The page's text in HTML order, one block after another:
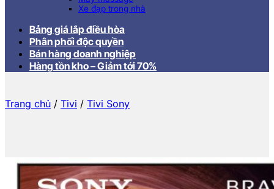
Xe đạp trong nhà
Bảng giá lắp điều hòa
Phân phối độc quyền
Bán hàng doanh nghiệp
Hàng tồn kho – Giảm tới 70%
Trang chủ / Tivi / Tivi Sony